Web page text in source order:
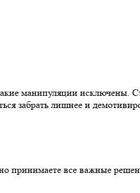
манипуляции исключены.
забрать лишнее и
принимаете все важные